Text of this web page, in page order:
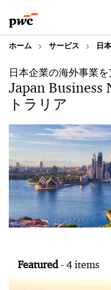
to
content
to
footer
ホーム サービス 日
日本企業の海外事業
Japan Business
トラリア
Featured- 4 items